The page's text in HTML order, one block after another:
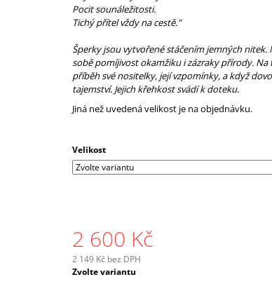
Pocit sounáležitosti.
Tichý přítel vždy na cestě."
Šperky jsou vytvořené stáčením jemných nitek.
sobě pomíjivost okamžiku i zázraky přírody. Na
příběh své nositelky, její vzpomínky, a když
tajemství. Jejich křehkost svádí k doteku.
Jiná než uvedená velikost je na objednávku.
Velikost
2 600 Kč
2 149 Kč bez DPH
Měrná
Zvolte variantu